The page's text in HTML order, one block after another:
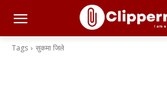
Tags सुकमा जिले